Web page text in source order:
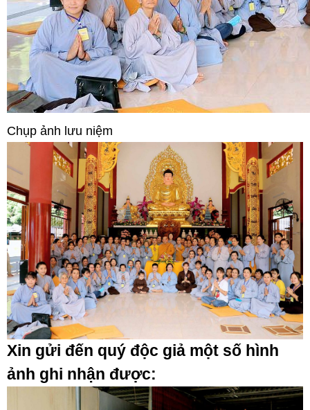
Chụp ảnh lưu niệm
Xin gửi đến quý độc giả một số hình
ảnh ghi nhận được: